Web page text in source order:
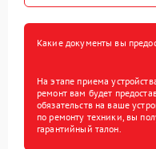
Какие документы вы
На этапе приема
ремонт вам будет
обязательств на ваше
по ремонту техники, вы
гарантийный талон.